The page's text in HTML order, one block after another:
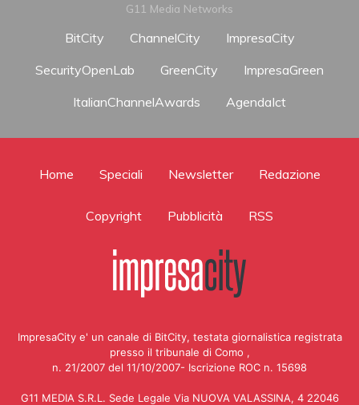
G11 Media Networks
BitCity ChannelCity
ImpresaCity
SecurityOpenLab
GreenCity
ImpresaGreen
ItalianChannelAwards
AgendaIct
Home Speciali Newsletter Redazione
Copyright Pubblicità RSS
ImpresaCity e' un canale di BitCity, testata giornalistica registrata
presso il tribunale di Como ,
n. 21/2007 del 11/10/2007- Iscrizione ROC n. 15698
G11 MEDIA S.R.L. Sede Legale Via NUOVA VALASSINA, 4 22046